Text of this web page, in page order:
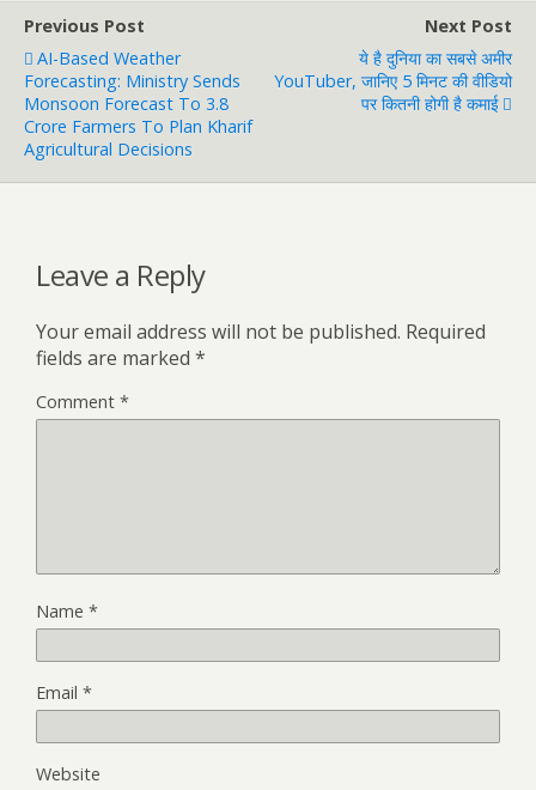
Previous Post
AI-Based Weather
Forecasting: Ministry Sends
Monsoon Forecast To 3.8
Crore Farmers To Plan Kharif
Agricultural Decisions
Next Post
ये है दुनिया का सबसे अमीर
YouTuber, जानिए 5 मिनट की वीडियो
पर कितनी होगी है कमाई
Leave a Reply
Your email address will not be published. Required
fields are marked *
Comment *
Name *
Email *
Website